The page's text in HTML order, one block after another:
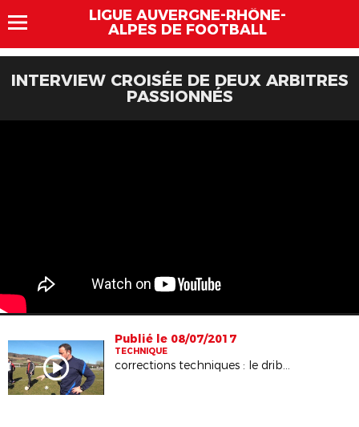
LIGUE AUVERGNE-RHÔNE-
ALPES DE FOOTBALL
INTERVIEW CROISÉE DE DEUX ARBITRES
PASSIONNÉS
Publié le 08/07/2017
TECHNIQUE
corrections techniques : le dribble